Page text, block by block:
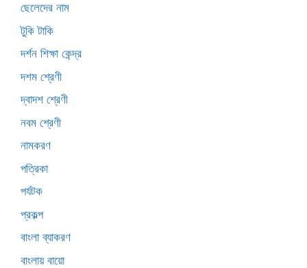
ছেলেদের নাম
টুকি টাকি
দর্শন শিক্ষা কেন্দ্র
দশম শ্রেণী
দ্বাদশ শ্রেণী
নবম শ্রেণী
নামকরণ
পত্রিকা
পর্যটক
প্রকল্প
বাংলা ব্যাকরণ
বাংলায় বায়ো